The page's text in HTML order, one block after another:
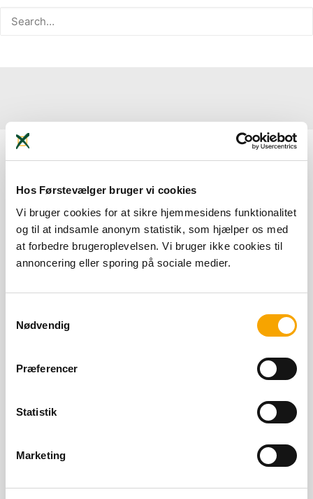
Hos Førstevælger bruger vi cookies
Vi bruger cookies for at sikre hjemmesidens funktionalitet
og til at indsamle anonym statistik, som hjælper os med
at forbedre brugeroplevelsen. Vi bruger ikke cookies til
annoncering eller sporing på sociale medier.
Nødvendig
Præferencer
Statistik
Marketing
Nothing Found
It seems we can’t find what you’re looking for. Perhaps
searching can help.